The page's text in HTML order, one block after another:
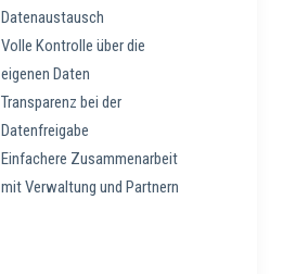
Datenaustausch
Volle Kontrolle über die
eigenen Daten
Transparenz bei der
Datenfreigabe
Einfachere Zusammenarbeit
mit Verwaltung und Partnern